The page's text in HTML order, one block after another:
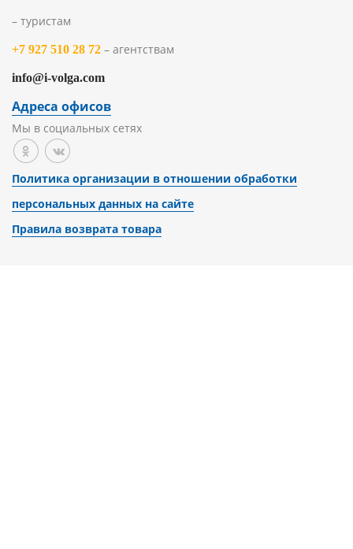
– туристам
+7 927 510 28 72 – агентствам
info@i-volga.com
Адреса офисов
Мы в социальных сетях
Политика организации в отношении обработки
персональных данных на сайте
Правила возврата товара